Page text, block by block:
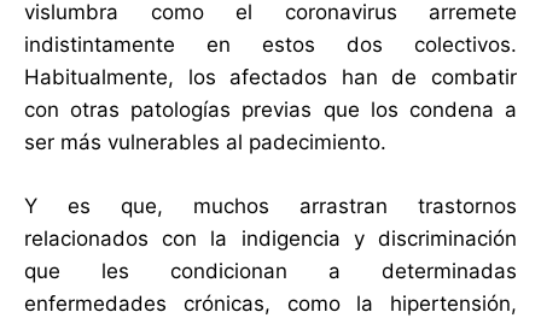
vislumbra como el coronavirus arremete
indistintamente en estos dos colectivos.
Habitualmente, los afectados han de combatir
con otras patologías previas que los condena a
ser más vulnerables al padecimiento.
Y es que, muchos arrastran trastornos
relacionados con la indigencia y discriminación
que les condicionan a determinadas
enfermedades crónicas, como la hipertensión,